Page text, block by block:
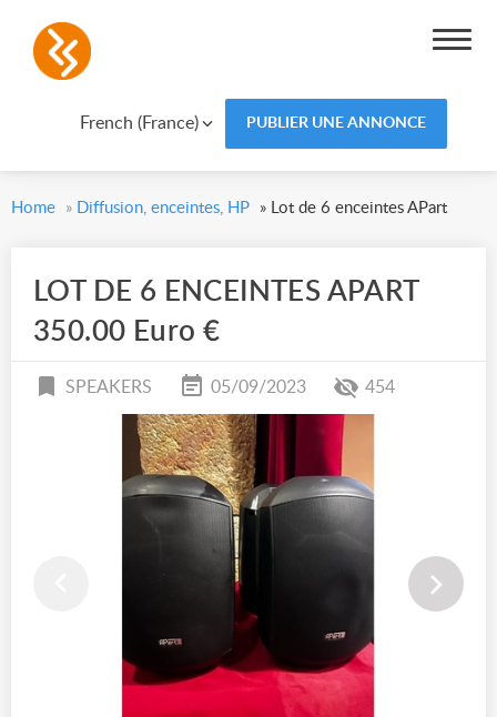
French (France) PUBLIER UNE ANNONCE
Home » Diffusion, enceintes, HP » Lot de 6 enceintes APart
LOT DE 6 ENCEINTES APART
350.00 Euro €
SPEAKERS 05/09/2023 454